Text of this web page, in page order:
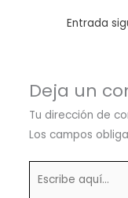
Entrada
Deja un
Tu dirección de
Los campos